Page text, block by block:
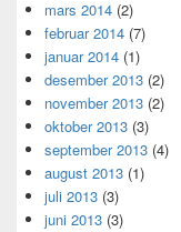
mars 2014 (2)
februar 2014 (7)
januar 2014 (1)
desember 2013 (2)
november 2013 (2)
oktober 2013 (3)
september 2013 (4)
august 2013 (1)
juli 2013 (3)
juni 2013 (3)